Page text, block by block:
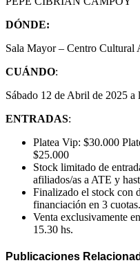
DÓNDE:
Sala Mayor – Centro Cultural
CUÁNDO:
Sábado 12 de Abril de 2025 a
ENTRADAS:
Platea Vip: $30.000
$25.000
Stock limitado de
afiliados/as a ATE y
Finalizado el stock con
financiación en 3 cuotas.
Venta exclusivamente
15.30 hs.
Publicaciones